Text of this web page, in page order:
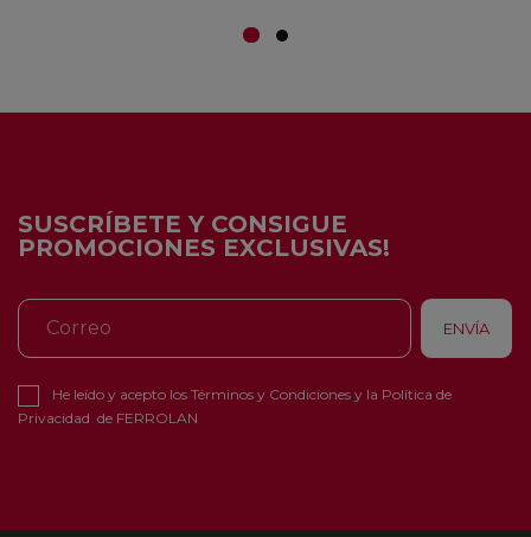
SUSCRÍBETE Y CONSIGUE
PROMOCIONES EXCLUSIVAS!
He leído y acepto los Términos y Condiciones y la Política de
Privacidad de FERROLAN